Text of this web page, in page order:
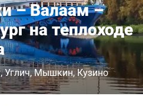
– Валаам –
на теплоходе
Углич Мышкин Кузино